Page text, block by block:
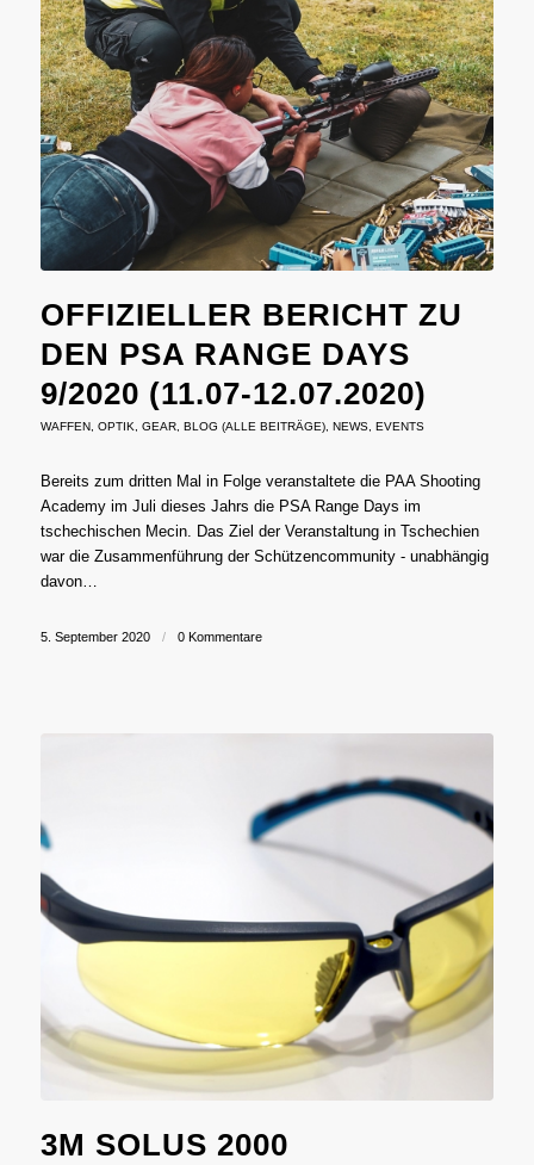
OFFIZIELLER BERICHT ZU
DEN PSA RANGE DAYS
9/2020 (11.07-12.07.2020)
WAFFEN, OPTIK GEAR, BLOG (ALLE BEITRÄGE), NEWS, EVENTS
Bereits zum dritten Mal in Folge veranstaltete die PAA Shooting
Academy im Juli dieses Jahrs die PSA Range Days im
tschechischen Mecin. Das Ziel der Veranstaltung in Tschechien
war die Zusammenführung der Schützencommunity - unabhängig
davon…
5. September 2020 / 0 Kommentare
3M SOLUS 2000